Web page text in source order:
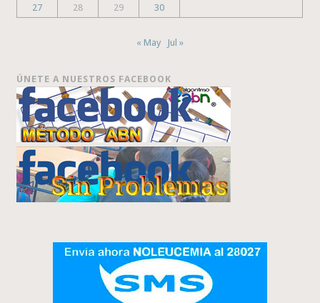
27
28 29 30
« May Jul »
ÚNETE A NUESTROS FACEBOOK